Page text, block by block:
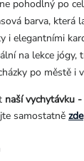
pohodlný po
barva, která
i elegantními
na lekce jógy,
po městě i
naší vychytávku
samostatně zde